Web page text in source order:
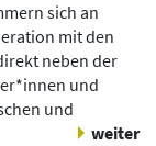
sich an
mit den
neben der
und
und
weiter